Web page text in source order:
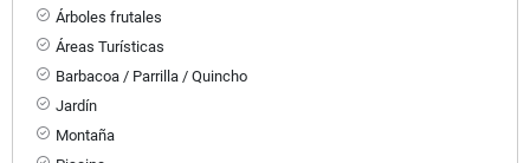
Árboles frutales
Áreas Turísticas
Barbacoa / Parrilla / Quincho
Jardín
Montaña